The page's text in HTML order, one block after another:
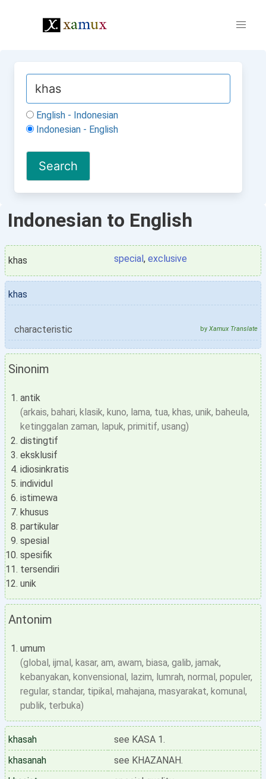
English - Indonesian
Indonesian - English
Indonesian to English
khas special, exclusive
khas
characteristic by Xamux Translate
Sinonim
antik
(arkais, bahari, klasik, kuno, lama, tua, khas, unik, baheula,
ketinggalan zaman, lapuk, primitif, usang)
distingtif
eksklusif
idiosinkratis
individul
istimewa
khusus
partikular
spesial
spesifik
tersendiri
unik
Antonim
umum
(global, ijmal, kasar, am, awam, biasa, galib, jamak,
kebanyakan, konvensional, lazim, lumrah, normal, populer,
regular, standar, tipikal, mahajana, masyarakat, komunal,
publik, terbuka)
khasah
see KASA 1.
khasanah
see KHAZANAH.